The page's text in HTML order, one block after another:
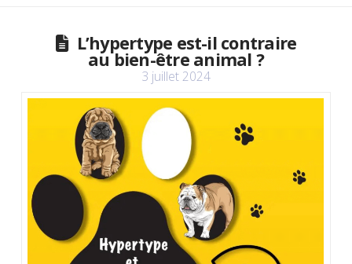
L’hypertype est-il contraire
au bien-être animal ?
3 juillet 2024